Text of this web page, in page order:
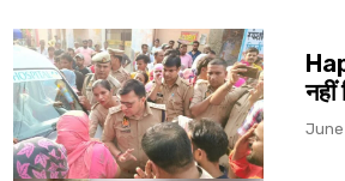
नहीं
June